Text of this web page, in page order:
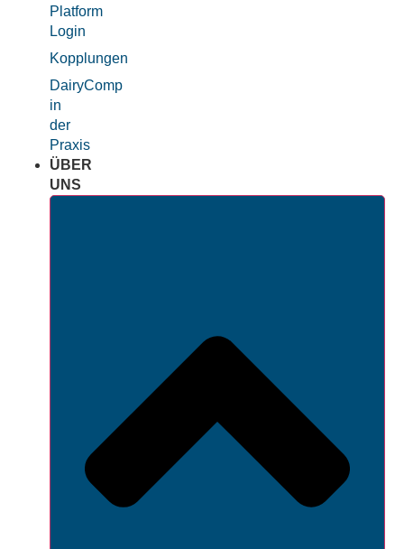
Platform
Login
Kopplungen
DairyComp
in
der
Praxis
ÜBER
UNS